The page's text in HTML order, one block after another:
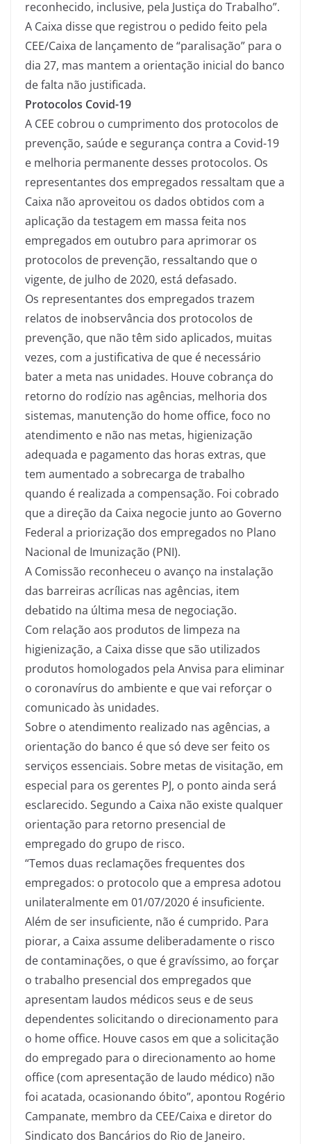
reconhecido, inclusive, pela Justiça do Trabalho”.
A Caixa disse que registrou o pedido feito pela
CEE/Caixa de lançamento de “paralisação” para o
dia 27, mas mantem a orientação inicial do banco
de falta não justificada.
Protocolos Covid-19
A CEE cobrou o cumprimento dos protocolos de
prevenção, saúde e segurança contra a Covid-19
e melhoria permanente desses protocolos. Os
representantes dos empregados ressaltam que a
Caixa não aproveitou os dados obtidos com a
aplicação da testagem em massa feita nos
empregados em outubro para aprimorar os
protocolos de prevenção, ressaltando que o
vigente, de julho de 2020, está defasado.
Os representantes dos empregados trazem
relatos de inobservância dos protocolos de
prevenção, que não têm sido aplicados, muitas
vezes, com a justificativa de que é necessário
bater a meta nas unidades. Houve cobrança do
retorno do rodízio nas agências, melhoria dos
sistemas, manutenção do home office, foco no
atendimento e não nas metas, higienização
adequada e pagamento das horas extras, que
tem aumentado a sobrecarga de trabalho
quando é realizada a compensação. Foi cobrado
que a direção da Caixa negocie junto ao Governo
Federal a priorização dos empregados no Plano
Nacional de Imunização (PNI).
A Comissão reconheceu o avanço na instalação
das barreiras acrílicas nas agências, item
debatido na última mesa de negociação.
Com relação aos produtos de limpeza na
higienização, a Caixa disse que são utilizados
produtos homologados pela Anvisa para eliminar
o coronavírus do ambiente e que vai reforçar o
comunicado às unidades.
Sobre o atendimento realizado nas agências, a
orientação do banco é que só deve ser feito os
serviços essenciais. Sobre metas de visitação, em
especial para os gerentes PJ, o ponto ainda será
esclarecido. Segundo a Caixa não existe qualquer
orientação para retorno presencial de
empregado do grupo de risco.
“Temos duas reclamações frequentes dos
empregados: o protocolo que a empresa adotou
unilateralmente em 01/07/2020 é insuficiente.
Além de ser insuficiente, não é cumprido. Para
piorar, a Caixa assume deliberadamente o risco
de contaminações, o que é gravíssimo, ao forçar
o trabalho presencial dos empregados que
apresentam laudos médicos seus e de seus
dependentes solicitando o direcionamento para
o home office. Houve casos em que a solicitação
do empregado para o direcionamento ao home
office (com apresentação de laudo médico) não
foi acatada, ocasionando óbito”, apontou Rogério
Campanate, membro da CEE/Caixa e diretor do
Sindicato dos Bancários do Rio de Janeiro.